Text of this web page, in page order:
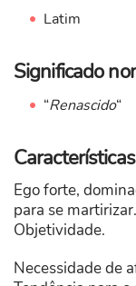
Latim
Significado
“Renascido“
Ego forte,
para se
Objetividade.
Necessidade de